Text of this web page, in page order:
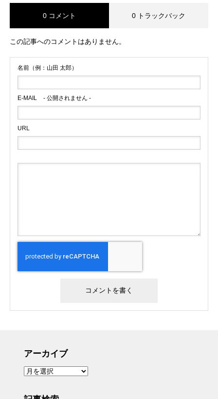
0 コメント 0 トラックバック
この記事へのコメントはありません。
名前（例：山田 太郎）
E-MAIL - 公開されません -
URL
アーカイブ
ア
ー
ブ